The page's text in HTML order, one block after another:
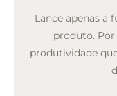
Lance apenas a
produto.
produtividade